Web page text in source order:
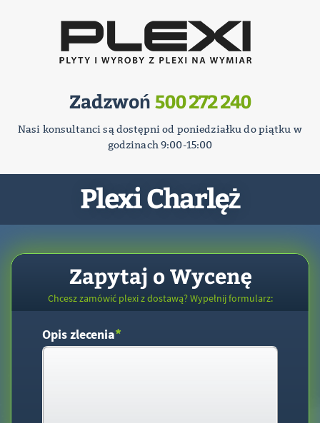
Zadzwoń 500 272 240
Nasi konsultanci są dostępni od poniedziałku do piątku w
godzinach 9:00-15:00
Plexi Charlęż
Zapytaj o Wycenę
Chcesz zamówić plexi z dostawą? Wypełnij formularz:
Opis zlecenia*